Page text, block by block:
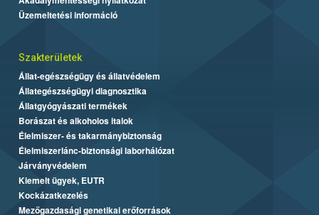
Üzemeltetési információ
Szakterületek
Állat-egészségügy és állatvédelem
Állategészségügyi diagnosztika
Állatgyógyászati termékek
Borászat és alkoholos italok
Élelmiszer- és takarmánybiztonság
Élelmiszerlánc-biztonsági laborhálózat
Járványvédelem
Kiemelt ügyek, EUTR
Kockázatkezelés
Mezőgazdasági genetikai erőforrások